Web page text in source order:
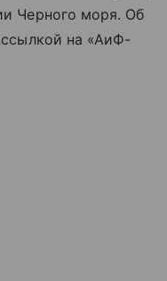
Черного моря. Об
на «АиФ-